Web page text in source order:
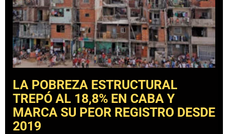
LA POBREZA ESTRUCTURAL
TREPÓ AL 18,8% EN CABA Y
MARCA SU PEOR REGISTRO DESDE
2019